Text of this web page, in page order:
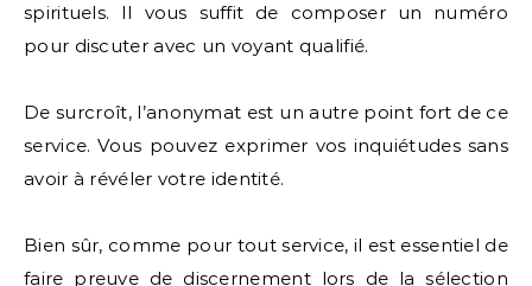
spirituels. Il vous suffit de composer un numéro
pour discuter avec un voyant qualifié.
De surcroît, l’anonymat est un autre point fort de ce
service. Vous pouvez exprimer vos inquiétudes sans
avoir à révéler votre identité.
Bien sûr, comme pour tout service, il est essentiel de
faire preuve de discernement lors de la sélection